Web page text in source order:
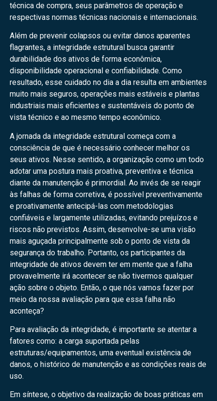
técnica de compra, seus parâmetros de operação e
respectivas normas técnicas nacionais e internacionais.
Além de prevenir colapsos ou evitar danos aparentes
flagrantes, a integridade estrutural busca garantir
durabilidade dos ativos de forma econômica,
disponibilidade operacional e confiabilidade. Como
resultado, esse cuidado no dia a dia resulta em ambientes
muito mais seguros, operações mais estáveis e plantas
industriais mais eficientes e sustentáveis do ponto de
vista técnico e ao mesmo tempo econômico.
A jornada da integridade estrutural começa com a
consciência de que é necessário conhecer melhor os
seus ativos. Nesse sentido, a organização como um todo
adotar uma postura mais proativa, preventiva e técnica
diante da manutenção é primordial. Ao invés de se reagir
às falhas de forma corretiva, é possível preventivamente
e proativamente antecipá-las com metodologias
confiáveis e largamente utilizadas, evitando prejuízos e
riscos não previstos. Assim, desenvolve-se uma visão
mais aguçada principalmente sob o ponto de vista da
segurança do trabalho. Portanto, os participantes da
integridade de ativos devem ter em mente que a falha
provavelmente irá acontecer se não tivermos qualquer
ação sobre o objeto. Então, o que nós vamos fazer por
meio da nossa avaliação para que essa falha não
aconteça?
Para avaliação da integridade, é importante se atentar a
fatores como: a carga suportada pelas
estruturas/equipamentos, uma eventual existência de
danos, o histórico de manutenção e as condições reais de
uso.
Em síntese, o objetivo da realização de boas práticas em